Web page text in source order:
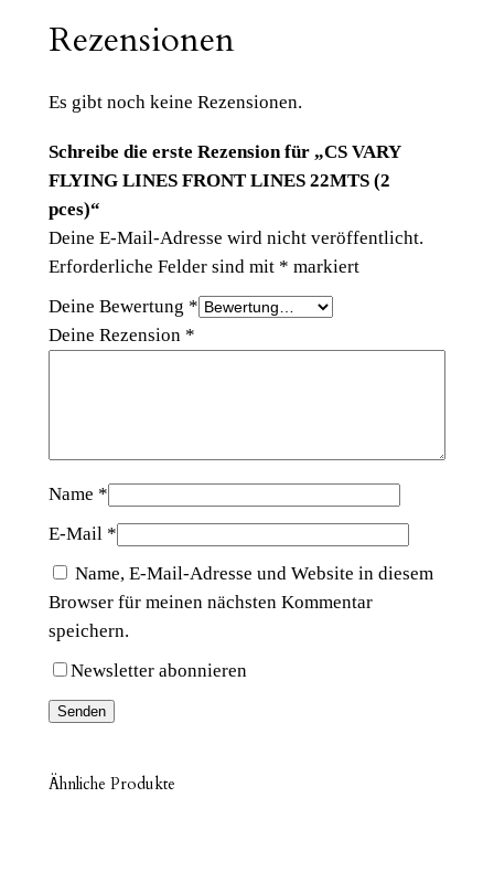
G
I
N
E
S
F
R
O
N
E
S
2
M
T
S
(
2
c
Rezensionen
Es gibt noch keine Rezensionen.
Schreibe die erste Rezension für „CS VARY
FLYING LINES FRONT LINES 22MTS (2
pces)“
Deine E-Mail-Adresse wird nicht veröffentlicht.
Erforderliche Felder sind mit * markiert
Deine Bewertung *
Deine Rezension *
Name *
E-Mail *
Name, E-Mail-Adresse und Website in diesem
Browser für meinen nächsten Kommentar
speichern.
Newsletter abonnieren
Ähnliche Produkte